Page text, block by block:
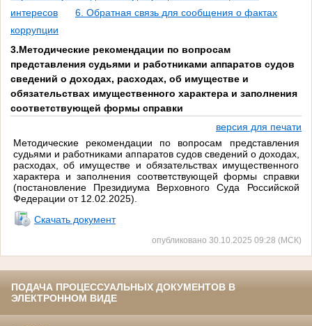
интересов
6. Обратная связь для сообщения о фактах
коррупции
3.Методические рекомендации по вопросам
представления судьями и работниками аппаратов судов
сведений о доходах, расходах, об имуществе и
обязательствах имущественного характера и заполнения
соответствующей формы справки
версия для печати
Методические рекомендации по вопросам представления
судьями и работниками аппаратов судов сведений о доходах,
расходах, об имуществе и обязательствах имущественного
характера и заполнения соответствующей формы справки
(постановление Президиума Верховного Суда Российской
Федерации от 12.02.2025).
Скачать документ
опубликовано 30.10.2025 09:28 (МСК)
ПОДАЧА ПРОЦЕССУАЛЬНЫХ ДОКУМЕНТОВ В
ЭЛЕКТРОННОМ ВИДЕ